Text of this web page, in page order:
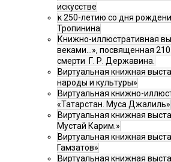
искусстве
к 250-летию со дня
Тропинина
Книжно-иллюстративная
веками…», посвященная
смерти Г. Р. Державина.
Виртуальная книжная
народы и культуры»
Виртуальная книжно-
«Татарстан. Муса Джалиль»
Виртуальная книжная
Мустай Карим.»
Виртуальная книжная
Гамзатов»
Виртуальная книжная